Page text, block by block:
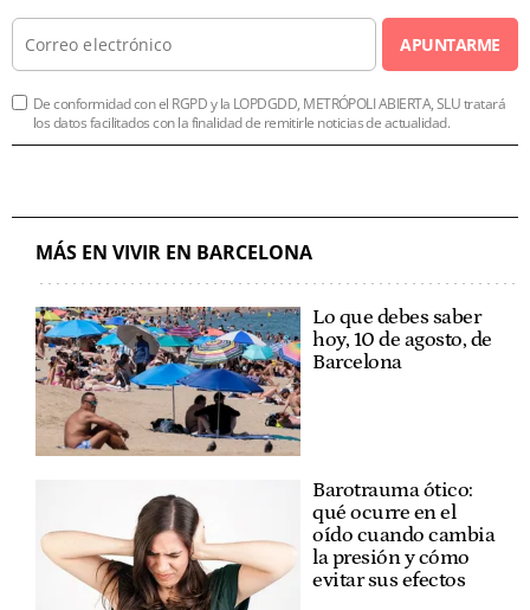
APUNTARME
De conformidad con el RGPD y la LOPDGDD, METRÓPOLI ABIERTA, SLU tratará
los datos facilitados con la finalidad de remitirle noticias de actualidad.
MÁS EN VIVIR EN BARCELONA
Lo que debes saber
hoy, 10 de agosto, de
Barcelona
Barotrauma ótico:
qué ocurre en el
oído cuando cambia
la presión y cómo
evitar sus efectos